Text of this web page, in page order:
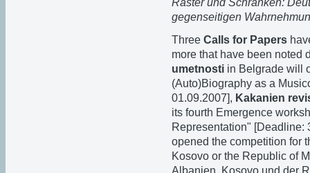
gegenseitigen
Three Calls for Papers
more that have been noted
umetnosti in Belgrade will
(Auto)Biography as a
01.09.2007], Kakanien
its fourth Emergence
Representation" [Deadline:
opened the competition for
Kosovo or the Republic of
Albanien, Kosovo und der